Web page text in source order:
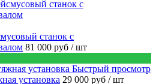
станок с
81 000 руб / шт
Быстрый просмотр
установка 29 000 руб / шт